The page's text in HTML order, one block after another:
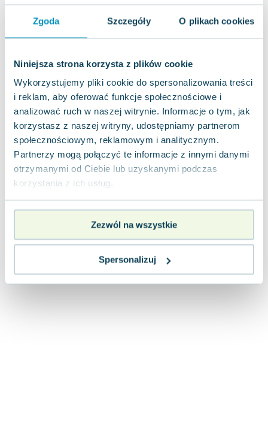
Zgoda Szczegóły O plikach cookies
Niniejsza strona korzysta z plików cookie
Wykorzystujemy pliki cookie do spersonalizowania treści
i reklam, aby oferować funkcje społecznościowe i
analizować ruch w naszej witrynie. Informacje o tym, jak
korzystasz z naszej witryny, udostępniamy partnerom
społecznościowym, reklamowym i analitycznym.
Partnerzy mogą połączyć te informacje z innymi danymi
otrzymanymi od Ciebie lub uzyskanymi podczas
korzystania z ich usług.
Zezwól na wszystkie
Spersonalizuj
Leszek Czarnecki
Joanna Racewicz
Maria Seweryn
Eric Helms
Anna Prus (oprac.)
Nela Mała Reporterka
Agnieszka Maciąg
Barbara Wrzesińska
Terry Pratchett
Virginia Woolf
Lorraine Warren
Lucinda Riley